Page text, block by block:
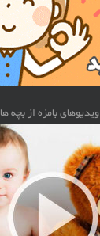
ویدیوهای بامزه از بچه ها